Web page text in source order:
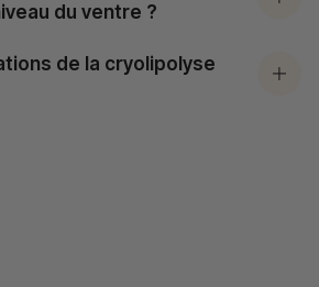
du ventre ?
de la cryolipolyse